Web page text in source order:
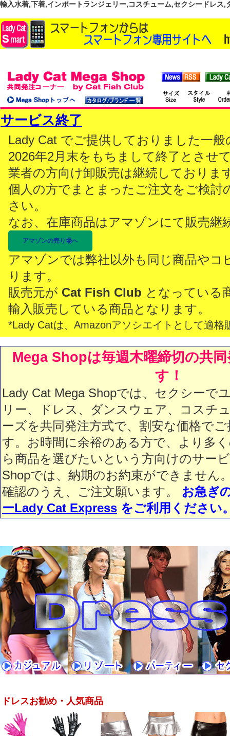
輸入水着,下着,インポートランジェリー,コスチューム,セクシードレス
サービス終了
Lady Cat でご提供しておりました一
2026年2月末をもちまして終了とさせ
業者の方向け卸販売は継続しておりま
個人の方でまとまったご注文をご検討
さい。
なお、在庫商品はアマゾンにて販売継
アマゾンの売り場へ
アマゾンでは弊社以外も同じ商品やコ
ります。
販売元が Cat Fish Club となっている
輸入販売している商品となります。
*Lady Catは、Amazonアソシエイトとして適格
Mega Shopは毎週木曜締切の共
す！
Lady Cat Mega Shopでは、セクシーで
リー、ドレス、ダンスウェア、コスチ
ーズを共同発注方式で、割安な価格で
す。お時間に余裕のある方で、より多
ら商品を選びたいという方向けのサー
Shopでは、納期のお約束ができません
確認のうえ、ご注文願います。 お急ぎ
ーLady Cat Express をご利用ください
ドレスお勧め・人気商品